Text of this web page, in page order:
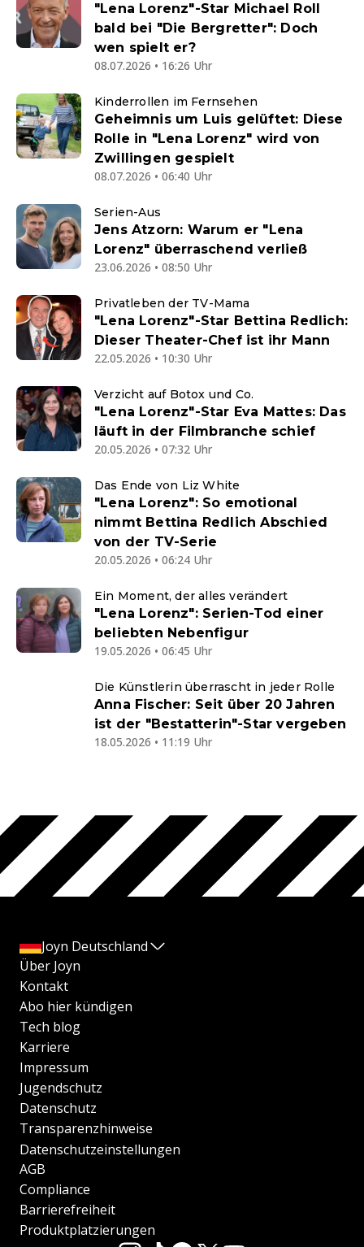
"Lena Lorenz"-Star Michael Roll
bald bei "Die Bergretter": Doch
wen spielt er?
08.07.2026 • 16:26 Uhr
Kinderrollen im Fernsehen
Geheimnis um Luis gelüftet: Diese
Rolle in "Lena Lorenz" wird von
Zwillingen gespielt
08.07.2026 • 06:40 Uhr
Serien-Aus
Jens Atzorn: Warum er "Lena
Lorenz" überraschend verließ
23.06.2026 • 08:50 Uhr
Privatleben der TV-Mama
"Lena Lorenz"-Star Bettina Redlich:
Dieser Theater-Chef ist ihr Mann
22.05.2026 • 10:30 Uhr
Verzicht auf Botox und Co.
"Lena Lorenz"-Star Eva Mattes: Das
läuft in der Filmbranche schief
20.05.2026 • 07:32 Uhr
Das Ende von Liz White
"Lena Lorenz": So emotional
nimmt Bettina Redlich Abschied
von der TV-Serie
20.05.2026 • 06:24 Uhr
Ein Moment, der alles verändert
"Lena Lorenz": Serien-Tod einer
beliebten Nebenfigur
19.05.2026 • 06:45 Uhr
Die Künstlerin überrascht in jeder Rolle
Anna Fischer: Seit über 20 Jahren
ist der "Bestatterin"-Star vergeben
18.05.2026 • 11:19 Uhr
Joyn Deutschland
Über Joyn
Kontakt
Abo hier kündigen
Tech blog
Karriere
Impressum
Jugendschutz
Datenschutz
Transparenzhinweise
Datenschutzeinstellungen
AGB
Compliance
Barrierefreiheit
Produktplatzierungen